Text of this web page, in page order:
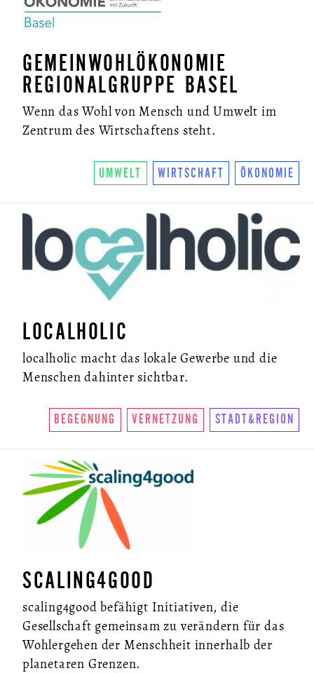
GEMEINWOHLÖKONOMIE
REGIONALGRUPPE BASEL
Wenn das Wohl von Mensch und Umwelt im
Zentrum des Wirtschaftens steht.
UMWELT WIRTSCHAFT ÖKONOMIE
LOCALHOLIC
localholic macht das lokale Gewerbe und die
Menschen dahinter sichtbar.
BEGEGNUNG VERNETZUNG STADT&REGION
SCALING4GOOD
scaling4good befähigt Initiativen, die
Gesellschaft gemeinsam zu verändern für das
Wohlergehen der Menschheit innerhalb der
planetaren Grenzen.